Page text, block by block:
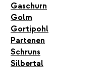
Gaschurn
Golm
Gortipohl
Partenen
Schruns
Silbertal